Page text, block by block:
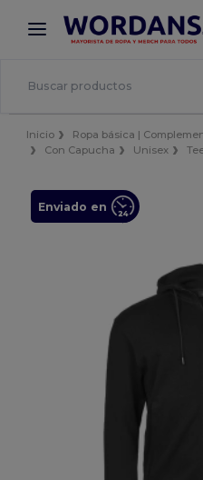
× App de Wordans
¡Mejores precios en app!
Inicio Ropa básica |
Con Capucha
Unisex
Enviado en